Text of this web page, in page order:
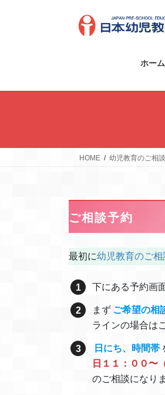
ス
ン
ホーム
HOME 幼児教育のご相談
ご相談予約
最初に幼児教育のご相
下にある予約画
まず ご希望の相
ラインの場合は
日にち、時間帯
日１１：００〜
のご相談になり